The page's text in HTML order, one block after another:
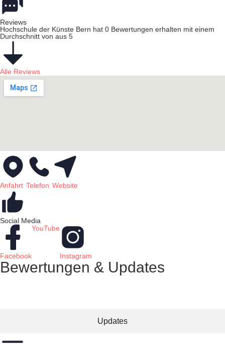
Reviews
Hochschule der Künste Bern hat 0 Bewertungen erhalten mit einem
Durchschnitt von aus 5
Alle Reviews
Anfahrt Telefon Website
Social Media
Facebook
YouTube
Instagram
Bewertungen & Updates
Updates